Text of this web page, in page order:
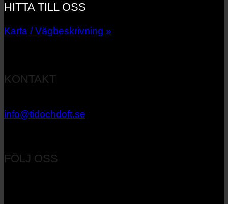
HITTA TILL OSS
Karta / Vägbeskrivning »
KONTAKT
info@tidochdoft.se
FÖLJ OSS